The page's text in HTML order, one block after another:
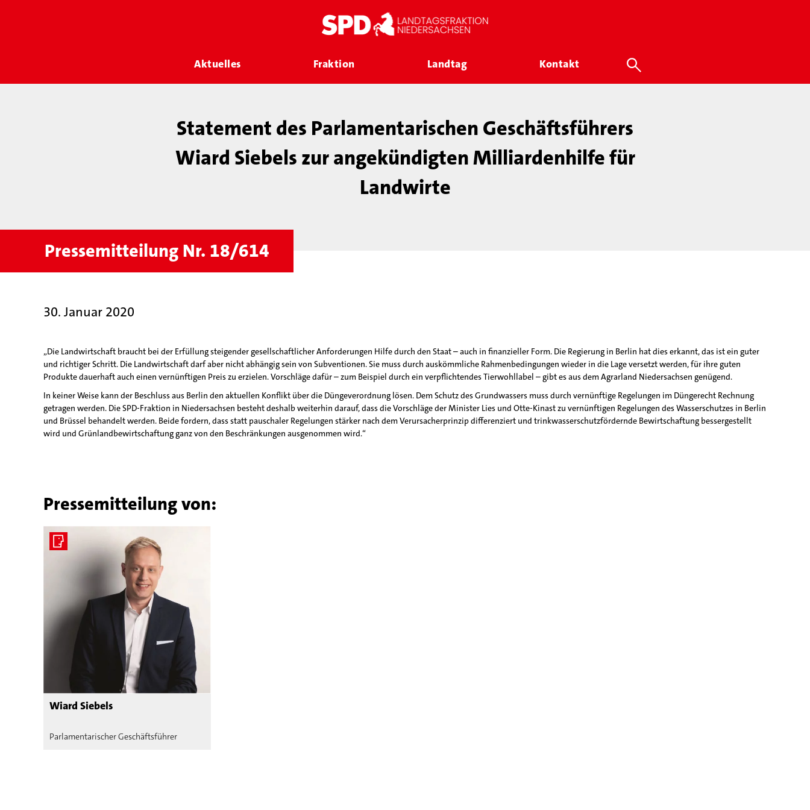
Aktuelles Fraktion Landtag Kontakt
Statement des Parlamentarischen Geschäftsführers
Wiard Siebels zur angekündigten Milliardenhilfe für
Landwirte
Pressemitteilung Nr. 18/614
30. Januar 2020
„Die Landwirtschaft braucht bei der Erfüllung steigender gesellschaftlicher Anforderungen Hilfe durch den Staat – auch in finanzieller Form. Die Regierung in Berlin hat dies erkannt, das ist ein guter
und richtiger Schritt. Die Landwirtschaft darf aber nicht abhängig sein von Subventionen. Sie muss durch auskömmliche Rahmenbedingungen wieder in die Lage versetzt werden, für ihre guten
Produkte dauerhaft auch einen vernünftigen Preis zu erzielen. Vorschläge dafür – zum Beispiel durch ein verpflichtendes Tierwohllabel – gibt es aus dem Agrarland Niedersachsen genügend.
In keiner Weise kann der Beschluss aus Berlin den aktuellen Konflikt über die Düngeverordnung lösen. Dem Schutz des Grundwassers muss durch vernünftige Regelungen im Düngerecht Rechnung
getragen werden. Die SPD-Fraktion in Niedersachsen besteht deshalb weiterhin darauf, dass die Vorschläge der Minister Lies und Otte-Kinast zu vernünftigen Regelungen des Wasserschutzes in Berlin
und Brüssel behandelt werden. Beide fordern, dass statt pauschaler Regelungen stärker nach dem Verursacherprinzip differenziert und trinkwasserschutzfördernde Bewirtschaftung bessergestellt
wird und Grünlandbewirtschaftung ganz von den Beschränkungen ausgenommen wird.“
Pressemitteilung von:
Wiard Siebels
Parlamentarischer Geschäftsführer